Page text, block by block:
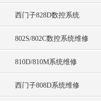
西门子828D数控系统
802S/802C数控系统维修
810D/810M系统维修
西门子808D系统维修